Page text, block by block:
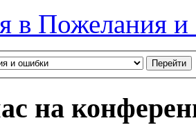
в Пожелания
на